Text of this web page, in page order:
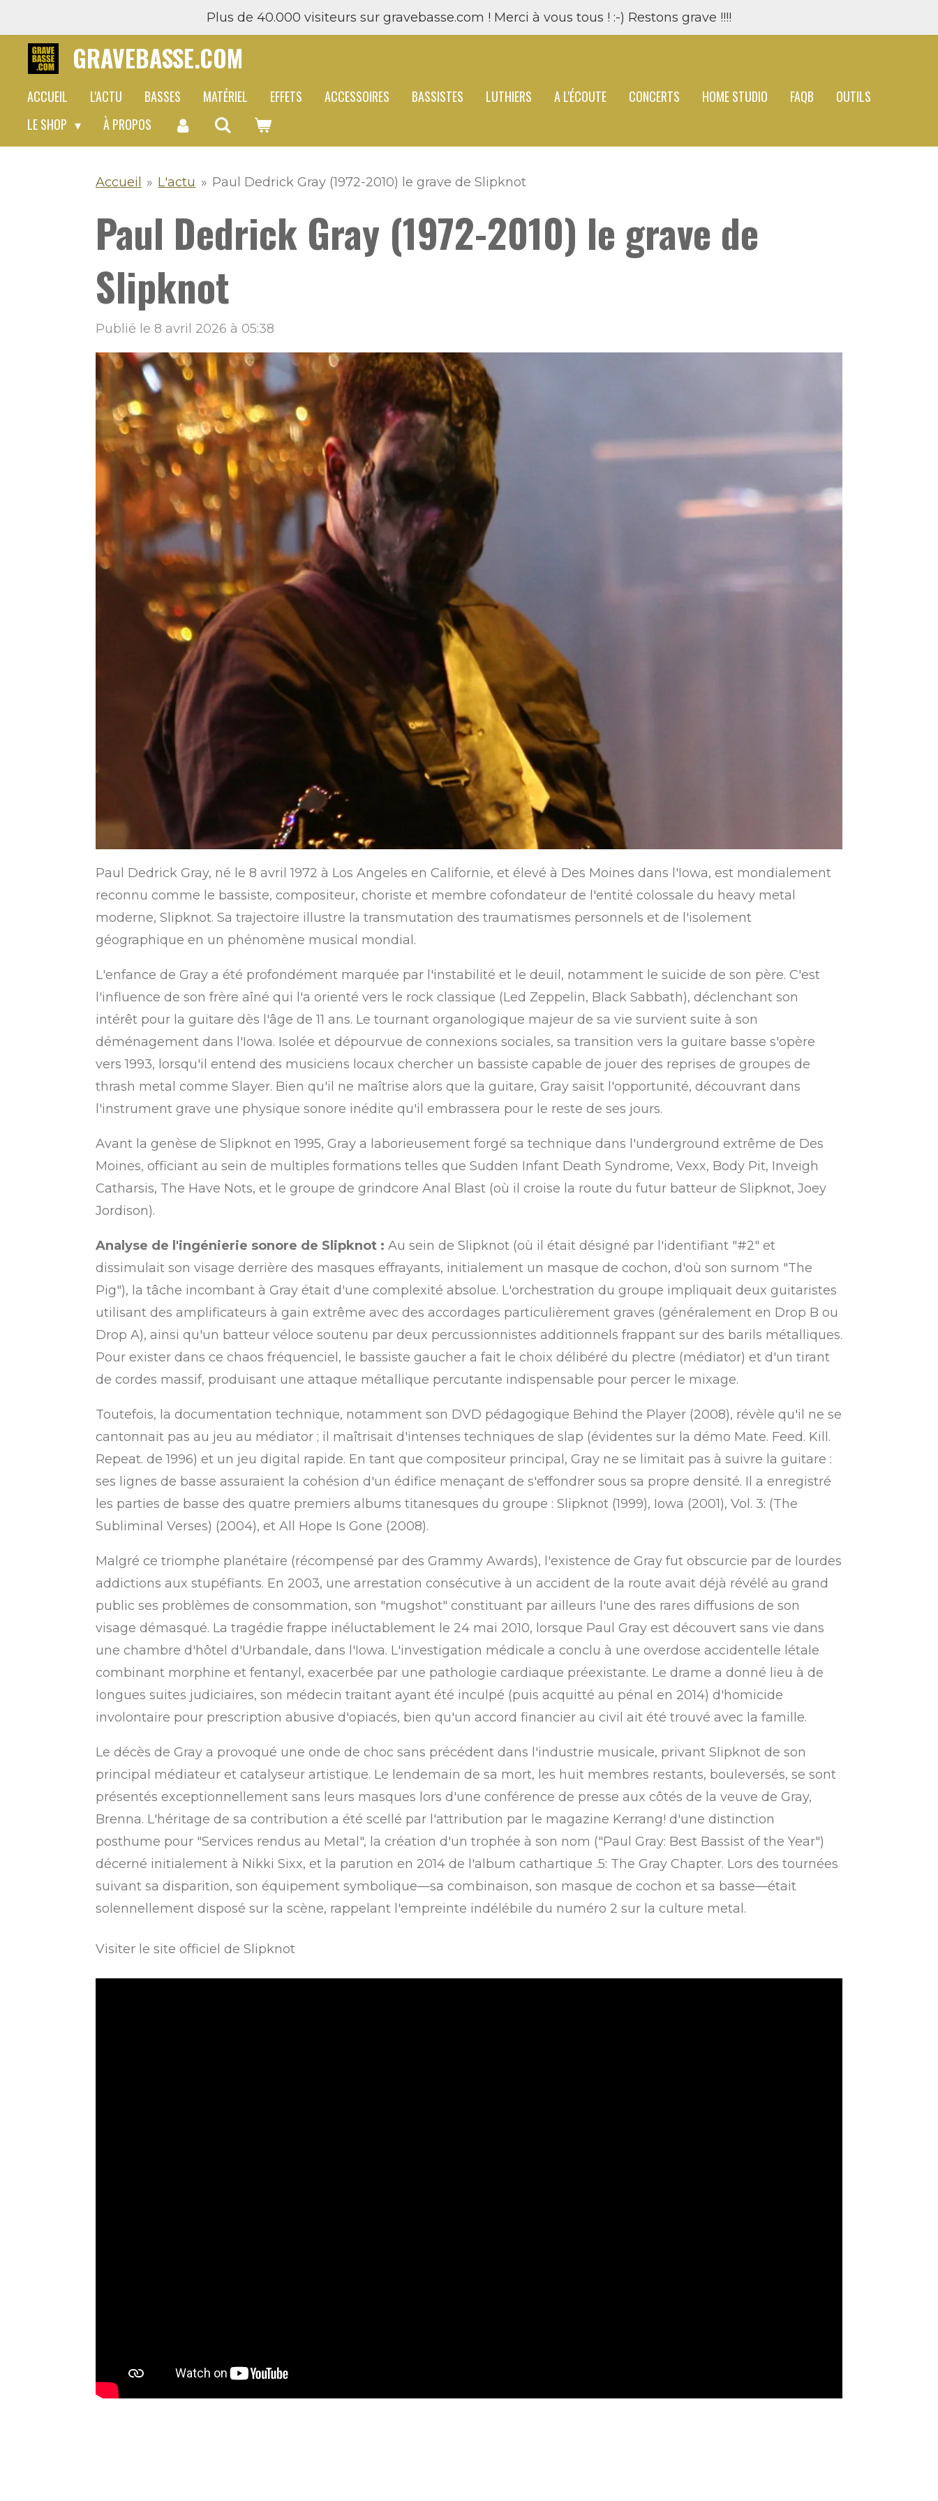
contenu
Plus de 40.000 visiteurs sur gravebasse.com ! Merci à vous tous ! :-) Restons grave !!!!
GRAVEBASSE.COM
ACCUEIL L'ACTU BASSES MATÉRIEL EFFETS ACCESSOIRES BASSISTES LUTHIERS A L'ÉCOUTE CONCERTS HOME STUDIO FAQB
OUTILS
LE SHOP
À PROPOS
Accueil » L'actu » Paul Dedrick Gray (1972-2010) le grave de Slipknot
Paul Dedrick Gray (1972-2010) le grave de
Slipknot
Publié le 8 avril 2026 à 05:38
Paul Dedrick Gray, né le 8 avril 1972 à Los Angeles en Californie, et élevé à Des Moines dans l'Iowa, est mondialement
reconnu comme le bassiste, compositeur, choriste et membre cofondateur de l'entité colossale du heavy metal
moderne, Slipknot. Sa trajectoire illustre la transmutation des traumatismes personnels et de l'isolement
géographique en un phénomène musical mondial.
L'enfance de Gray a été profondément marquée par l'instabilité et le deuil, notamment le suicide de son père. C'est
l'influence de son frère aîné qui l'a orienté vers le rock classique (Led Zeppelin, Black Sabbath), déclenchant son
intérêt pour la guitare dès l'âge de 11 ans. Le tournant organologique majeur de sa vie survient suite à son
déménagement dans l'Iowa. Isolée et dépourvue de connexions sociales, sa transition vers la guitare basse s'opère
vers 1993, lorsqu'il entend des musiciens locaux chercher un bassiste capable de jouer des reprises de groupes de
thrash metal comme Slayer. Bien qu'il ne maîtrise alors que la guitare, Gray saisit l'opportunité, découvrant dans
l'instrument grave une physique sonore inédite qu'il embrassera pour le reste de ses jours.
Avant la genèse de Slipknot en 1995, Gray a laborieusement forgé sa technique dans l'underground extrême de Des
Moines, officiant au sein de multiples formations telles que Sudden Infant Death Syndrome, Vexx, Body Pit, Inveigh
Catharsis, The Have Nots, et le groupe de grindcore Anal Blast (où il croise la route du futur batteur de Slipknot, Joey
Jordison).
Analyse de l'ingénierie sonore de Slipknot : Au sein de Slipknot (où il était désigné par l'identifiant "#2" et
dissimulait son visage derrière des masques effrayants, initialement un masque de cochon, d'où son surnom "The
Pig"), la tâche incombant à Gray était d'une complexité absolue. L'orchestration du groupe impliquait deux guitaristes
utilisant des amplificateurs à gain extrême avec des accordages particulièrement graves (généralement en Drop B ou
Drop A), ainsi qu'un batteur véloce soutenu par deux percussionnistes additionnels frappant sur des barils métalliques.
Pour exister dans ce chaos fréquenciel, le bassiste gaucher a fait le choix délibéré du plectre (médiator) et d'un tirant
de cordes massif, produisant une attaque métallique percutante indispensable pour percer le mixage.
Toutefois, la documentation technique, notamment son DVD pédagogique Behind the Player (2008), révèle qu'il ne se
cantonnait pas au jeu au médiator ; il maîtrisait d'intenses techniques de slap (évidentes sur la démo Mate. Feed. Kill.
Repeat. de 1996) et un jeu digital rapide. En tant que compositeur principal, Gray ne se limitait pas à suivre la guitare :
ses lignes de basse assuraient la cohésion d'un édifice menaçant de s'effondrer sous sa propre densité. Il a enregistré
les parties de basse des quatre premiers albums titanesques du groupe : Slipknot (1999), Iowa (2001), Vol. 3: (The
Subliminal Verses) (2004), et All Hope Is Gone (2008).
Malgré ce triomphe planétaire (récompensé par des Grammy Awards), l'existence de Gray fut obscurcie par de lourdes
addictions aux stupéfiants. En 2003, une arrestation consécutive à un accident de la route avait déjà révélé au grand
public ses problèmes de consommation, son "mugshot" constituant par ailleurs l'une des rares diffusions de son
visage démasqué. La tragédie frappe inéluctablement le 24 mai 2010, lorsque Paul Gray est découvert sans vie dans
une chambre d'hôtel d'Urbandale, dans l'Iowa. L'investigation médicale a conclu à une overdose accidentelle létale
combinant morphine et fentanyl, exacerbée par une pathologie cardiaque préexistante. Le drame a donné lieu à de
longues suites judiciaires, son médecin traitant ayant été inculpé (puis acquitté au pénal en 2014) d'homicide
involontaire pour prescription abusive d'opiacés, bien qu'un accord financier au civil ait été trouvé avec la famille.
Le décès de Gray a provoqué une onde de choc sans précédent dans l'industrie musicale, privant Slipknot de son
principal médiateur et catalyseur artistique. Le lendemain de sa mort, les huit membres restants, bouleversés, se sont
présentés exceptionnellement sans leurs masques lors d'une conférence de presse aux côtés de la veuve de Gray,
Brenna. L'héritage de sa contribution a été scellé par l'attribution par le magazine Kerrang! d'une distinction
posthume pour "Services rendus au Metal", la création d'un trophée à son nom ("Paul Gray: Best Bassist of the Year")
décerné initialement à Nikki Sixx, et la parution en 2014 de l'album cathartique .5: The Gray Chapter. Lors des tournées
suivant sa disparition, son équipement symbolique—sa combinaison, son masque de cochon et sa basse—était
solennellement disposé sur la scène, rappelant l'empreinte indélébile du numéro 2 sur la culture metal.
Visiter le site officiel de Slipknot